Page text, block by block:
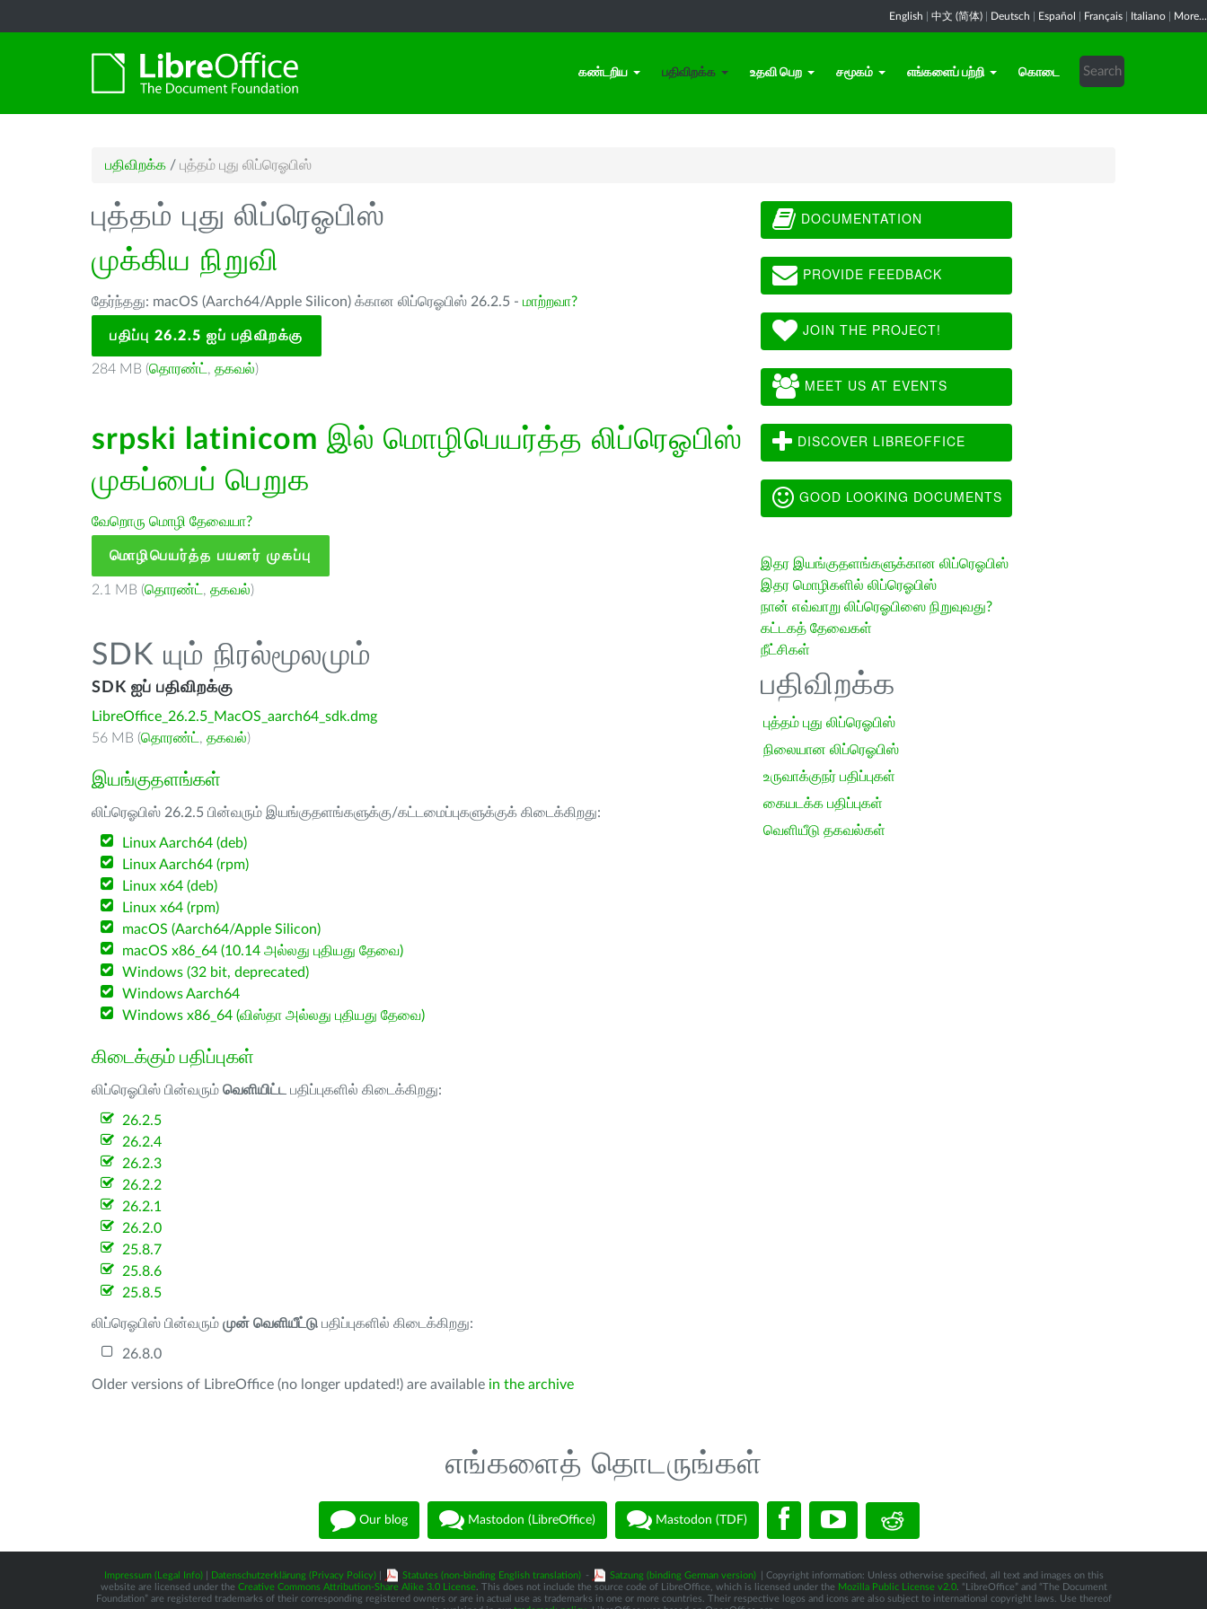
English 中文 (简体) Deutsch Español Français Italiano More...
கண்டறிய பதிவிறக்க உதவி பெற சமூகம் எங்களைப் பற்றி கொடை
பதிவிறக்க / புத்தம் புது லிப்ரெஓபிஸ்
புத்தம் புது லிப்ரெஓபிஸ்
முக்கிய நிறுவி
தேர்ந்தது: macOS (Aarch64/Apple Silicon) க்கான லிப்ரெஓபிஸ் 26.2.5 - மாற்றவா?
பதிப்பு 26.2.5 ஐப் பதிவிறக்கு
284 MB (தொரண்ட் , தகவல்)
srpski latinicom இல் மொழிபெயர்த்த லிப்ரெஓபிஸ்
முகப்பைப் பெறுக
வேறொரு மொழி தேவையா?
மொழிபெயர்த்த பயனர் முகப்பு
2.1 MB (தொரண்ட் , தகவல்)
SDK யும் நிரல்மூலமும்
SDK ஐப் பதிவிறக்கு
LibreOffice_26.2.5_MacOS_aarch64_sdk.dmg
56 MB (தொரண்ட் , தகவல்)
இயங்குதளங்கள்
லிப்ரெஓபிஸ் 26.2.5 பின்வரும் இயங்குதளங்களுக்கு/கட்டமைப்புகளுக்குக் கிடைக்கிறது:
Linux Aarch64 (deb)
Linux Aarch64 (rpm)
Linux x64 (deb)
Linux x64 (rpm)
macOS (Aarch64/Apple Silicon)
macOS x86_64 (10.14 அல்லது புதியது தேவை)
Windows (32 bit, deprecated)
Windows Aarch64
Windows x86_64 (விஸ்தா அல்லது புதியது தேவை)
கிடைக்கும் பதிப்புகள்
லிப்ரெஓபிஸ் பின்வரும் வெளியிட்ட பதிப்புகளில் கிடைக்கிறது:
26.2.5
26.2.4
26.2.3
26.2.2
26.2.1
26.2.0
25.8.7
25.8.6
25.8.5
லிப்ரெஓபிஸ் பின்வரும் முன் வெளியீட்டு பதிப்புகளில் கிடைக்கிறது:
26.8.0
Older versions of LibreOffice (no longer updated!) are available in the archive
DOCUMENTATION
PROVIDE FEEDBACK
JOIN THE PROJECT!
MEET US AT EVENTS
DISCOVER LIBREOFFICE
GOOD LOOKING DOCUMENTS
இதர இயங்குதளங்களுக்கான லிப்ரெஓபிஸ்
இதர மொழிகளில் லிப்ரெஓபிஸ்
நான் எவ்வாறு லிப்ரெஓபிஸை நிறுவுவது?
கட்டகத் தேவைகள்
நீட்சிகள்
பதிவிறக்க
புத்தம் புது லிப்ரெஓபிஸ்
நிலையான லிப்ரெஓபிஸ்
உருவாக்குநர் பதிப்புகள்
கையடக்க பதிப்புகள்
வெளியீடு தகவல்கள்
எங்களைத் தொடருங்கள்
Our blog Mastodon (LibreOffice) Mastodon (TDF)
Impressum (Legal Info)| Datenschutzerklärung (Privacy Policy)| Statutes (non-binding English translation) - Satzung (binding German version)
| Copyright information: Unless otherwise specified, all text and images on this
website are licensed under the Creative Commons Attribution-Share Alike 3.0 License. This does not include the source code of LibreOffice, which is licensed under the Mozilla Public License v2.0. “LibreOffice” and “The Document
Foundation” are registered trademarks of their corresponding registered owners or are in actual use as trademarks in one or more countries. Their respective logos and icons are also subject to international copyright laws. Use thereof